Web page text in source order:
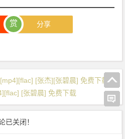
赏 分享
[张杰][张碧晨] 免费下载
[张碧晨] 免费下载
已关闭！